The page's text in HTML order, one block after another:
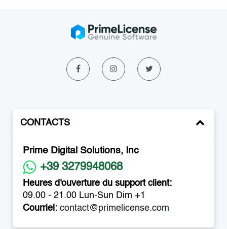
CONTACTS
Prime Digital Solutions, Inc
+39 3279948068
Heures d'ouverture du support client:
09.00 - 21.00 Lun-Sun Dim +1
Courriel: contact@primelicense.com